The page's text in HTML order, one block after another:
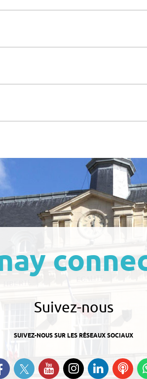
Suivez-nous
SUIVEZ-NOUS SUR LES RÉSEAUX SOCIAUX
Retrouvez-nous sur Facebook
Suivez-nous sur Twitter
Suivez-nous sur YouTube
Suivez-nous
Instagram
sur